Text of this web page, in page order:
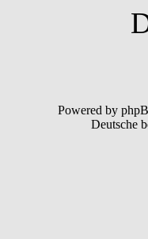
Powered by
Deutsche